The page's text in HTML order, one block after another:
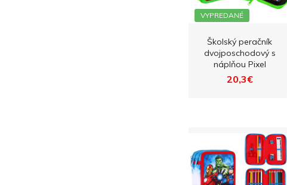
VYPREDANÉ
Školský peračník
dvojposchodový s
náplňou Pixel
20,3€